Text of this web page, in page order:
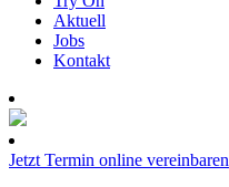
Aktuell
Jobs
Kontakt
Jetzt Termin online vereinbaren